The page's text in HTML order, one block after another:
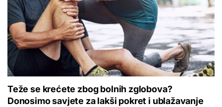
Teže se krećete zbog bolnih zglobova?
Donosimo savjete za lakši pokret i ublažavanje